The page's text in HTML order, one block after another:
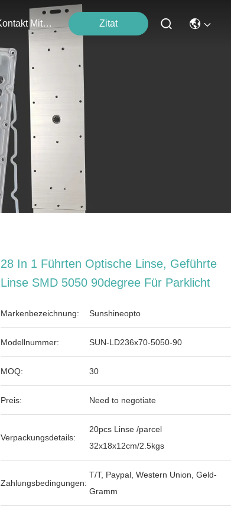
Kontakt Mit Uns Zitat
28 In 1 Führten Optische Linse, Geführte
Linse SMD 5050 90degree Für Parklicht
Markenbezeichnung: Sunshineopto
Modellnummer: SUN-LD236x70-5050-90
MOQ: 30
Preis: Need to negotiate
Verpackungsdetails:
20pcs Linse /parcel
32x18x12cm/2.5kgs
Zahlungsbedingungen:
T/T, Paypal, Western Union, Geld-
Gramm